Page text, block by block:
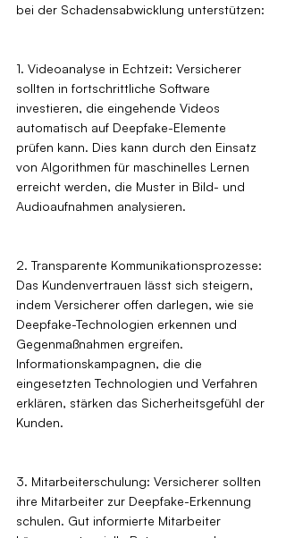
bei der Schadensabwicklung unterstützen:
1. Videoanalyse in Echtzeit: Versicherer
sollten in fortschrittliche Software
investieren, die eingehende Videos
automatisch auf Deepfake-Elemente
prüfen kann. Dies kann durch den Einsatz
von Algorithmen für maschinelles Lernen
erreicht werden, die Muster in Bild- und
Audioaufnahmen analysieren.
2. Transparente Kommunikationsprozesse:
Das Kundenvertrauen lässt sich steigern,
indem Versicherer offen darlegen, wie sie
Deepfake-Technologien erkennen und
Gegenmaßnahmen ergreifen.
Informationskampagnen, die die
eingesetzten Technologien und Verfahren
erklären, stärken das Sicherheitsgefühl der
Kunden.
3. Mitarbeiterschulung: Versicherer sollten
ihre Mitarbeiter zur Deepfake-Erkennung
schulen. Gut informierte Mitarbeiter